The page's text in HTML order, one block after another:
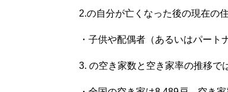
2.の自分が亡くなった後の現在の
・子供や配偶者（あるいはパート
3. の空き家数と空き家率の推移で